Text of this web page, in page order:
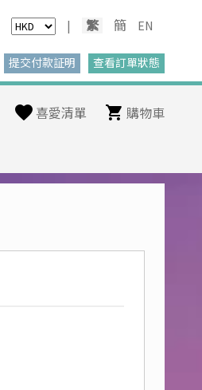
| 繁 簡 EN
喜愛清單 購物車